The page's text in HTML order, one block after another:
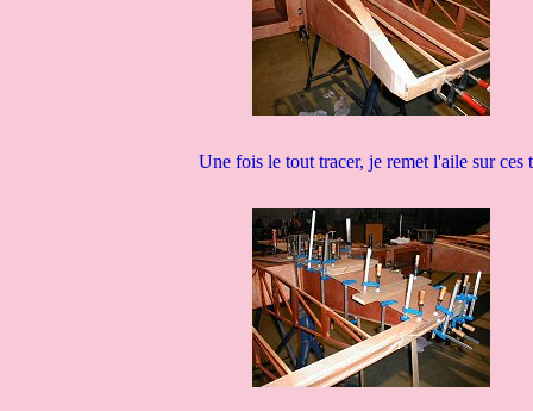
Une fois le tout tracer, je remet l'aile sur